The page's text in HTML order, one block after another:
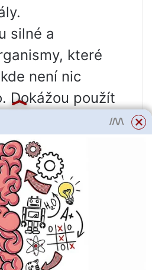
silné a
které
není nic
Dokážou použít
jídlo a získat
rosy. Lišejníky
plastu a skle.
v horách na linii
žádné jiné
domů.